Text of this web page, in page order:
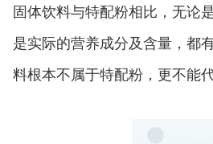
固体饮料与特配粉相比，无论
是实际的营养成分及含量，都
料根本不属于特配粉，更不能